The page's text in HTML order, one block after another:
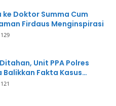
ke Doktor Summa Cum
Firdaus Menginspirasi
129
Unit PPA Polres
Balikkan Fakta Kasus
121